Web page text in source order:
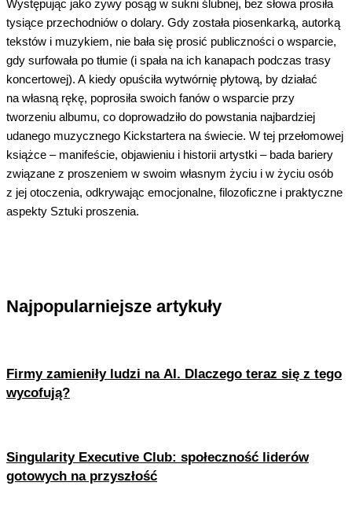
Występując jako żywy posąg w sukni ślubnej, bez słowa prosiła
tysiące przechodniów o dolary. Gdy została piosenkarką, autorką
tekstów i muzykiem, nie bała się prosić publiczności o wsparcie,
gdy surfowała po tłumie (i spała na ich kanapach podczas trasy
koncertowej). A kiedy opuściła wytwórnię płytową, by działać
na własną rękę, poprosiła swoich fanów o wsparcie przy
tworzeniu albumu, co doprowadziło do powstania najbardziej
udanego muzycznego Kickstartera na świecie. W tej przełomowej
książce – manifeście, objawieniu i historii artystki – bada bariery
związane z proszeniem w swoim własnym życiu i w życiu osób
z jej otoczenia, odkrywając emocjonalne, filozoficzne i praktyczne
aspekty Sztuki proszenia.
Najpopularniejsze artykuły
Firmy zamieniły ludzi na AI. Dlaczego teraz się z tego
wycofują?
Singularity Executive Club: społeczność liderów
gotowych na przyszłość